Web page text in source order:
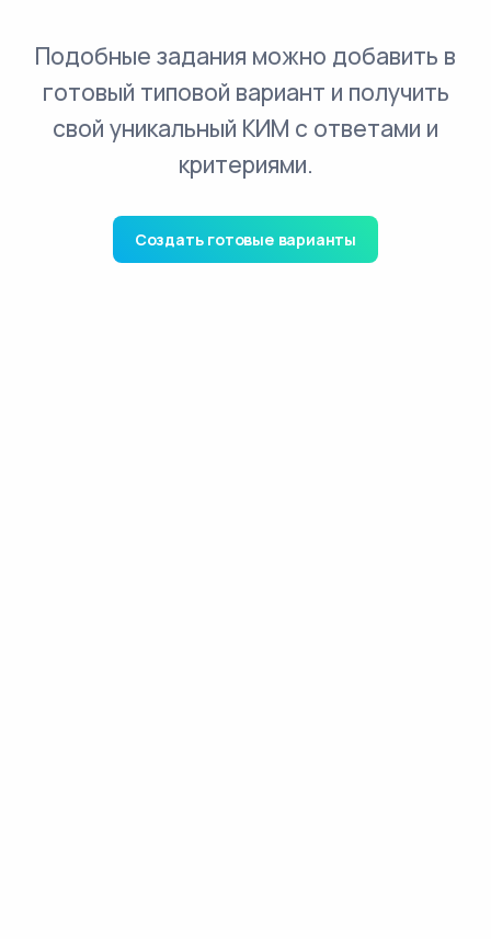
Подобные задания можно добавить в
готовый типовой вариант и получить
свой уникальный КИМ с ответами и
критериями.
Создать готовые варианты